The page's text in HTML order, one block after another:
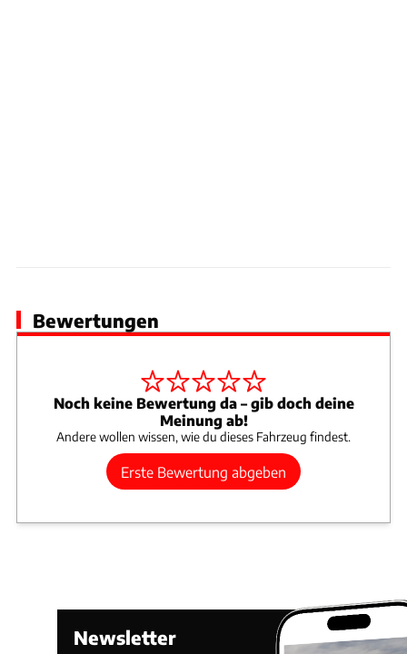
Bewertungen
Noch keine Bewertung da – gib doch deine
Meinung ab!
Andere wollen wissen, wie du dieses Fahrzeug findest.
Erste Bewertung abgeben
Newsletter